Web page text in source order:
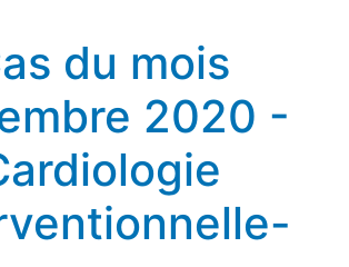
du mois
2020 -